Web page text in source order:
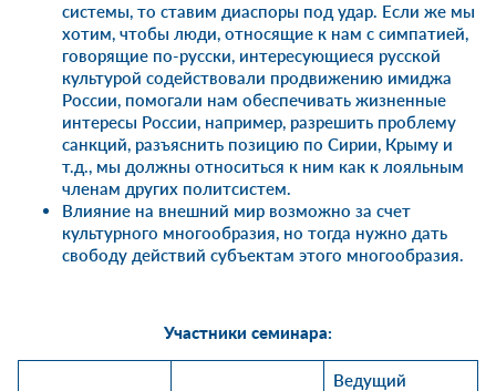
системы, то ставим диаспоры под удар. Если же мы
хотим, чтобы люди, относящие к нам с симпатией,
говорящие по-русски, интересующиеся русской
культурой содействовали продвижению имиджа
России, помогали нам обеспечивать жизненные
интересы России, например, разрешить проблему
санкций, разъяснить позицию по Сирии, Крыму и
т.д., мы должны относиться к ним как к лояльным
членам других политсистем.
Влияние на внешний мир возможно за счет
культурного многообразия, но тогда нужно дать
свободу действий субъектам этого многообразия.
Участники семинара:
Ведущий